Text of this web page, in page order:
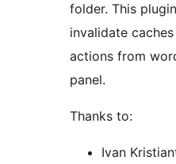
folder. This
invalidate
actions from
panel.
Thanks to:
Ivan